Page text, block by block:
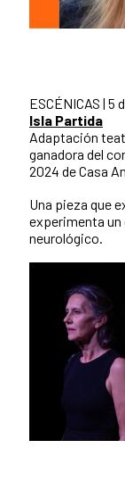
ESCÉNICAS | 5
Isla Partida
Adaptación
ganadora del
2024 de Casa
Una pieza que
experimenta
neurológico.